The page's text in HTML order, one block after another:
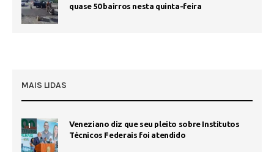
quase 50 bairros nesta quinta-feira
MAIS LIDAS
1
Veneziano diz que seu pleito sobre Institutos
Técnicos Federais foi atendido